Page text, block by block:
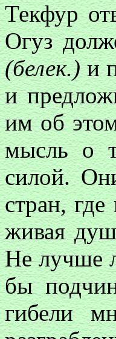
Текфур
Огуз
(белек.)и
и
им об
мысль о
силой.
стран,
живая
Не лучше
бы
гибели